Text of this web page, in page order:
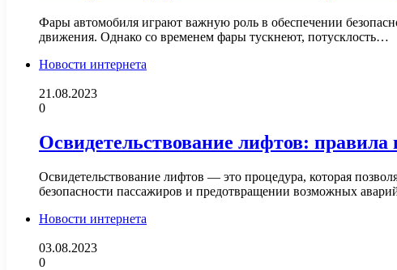
Фары автомобиля играют важную роль в обеспечении
движения. Однако со временем фары тускнеют, потусклость…
Новости интернета
21.08.2023
0
Освидетельствование лифтов: правила
Освидетельствование лифтов — это процедура, которая
безопасности пассажиров и предотвращении возможных
Новости интернета
03.08.2023
0